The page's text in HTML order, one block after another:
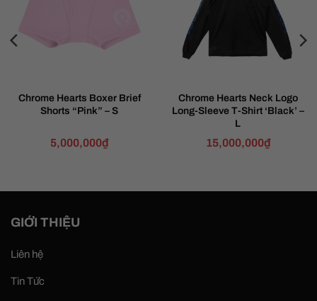
Chrome Hearts Boxer Brief
Shorts “Pink” – S
5,000,000₫
Chrome Hearts Neck Logo
Long-Sleeve T-Shirt ‘Black’ –
L
15,000,000₫
GIỚI THIỆU
Liên hệ
Tin Tức